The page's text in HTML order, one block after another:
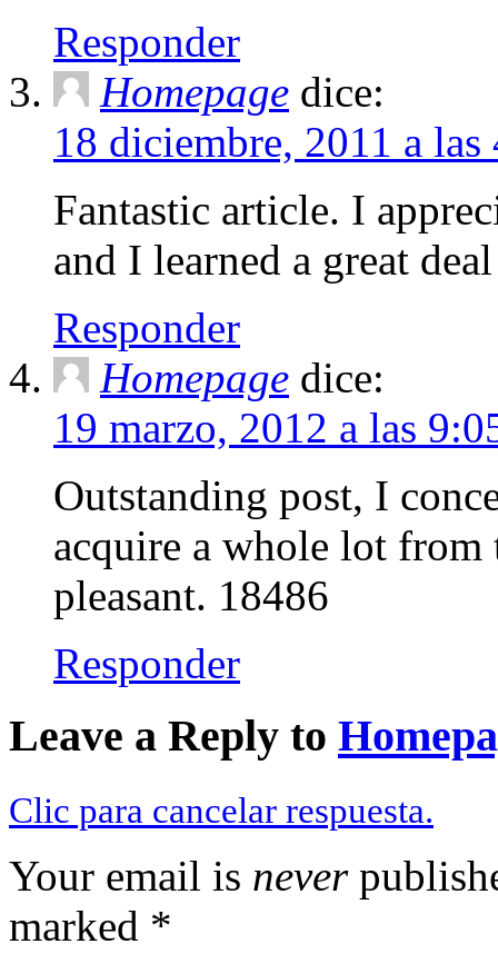
Responder
Homepage dice:
18 diciembre, 2011 a
Fantastic article. I
and I learned a great
Responder
Homepage dice:
19 marzo, 2012 a las
Outstanding post, I
acquire a whole lot
pleasant. 18486
Responder
Leave a Reply to
Clic para cancelar respuesta.
Your email is never
marked *